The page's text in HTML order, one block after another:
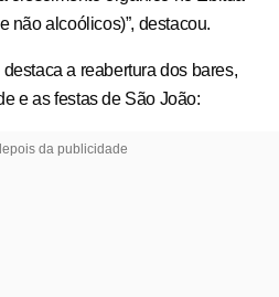
não alcoólicos)”, destacou.
a reabertura dos bares,
e as festas de São João:
da publicidade